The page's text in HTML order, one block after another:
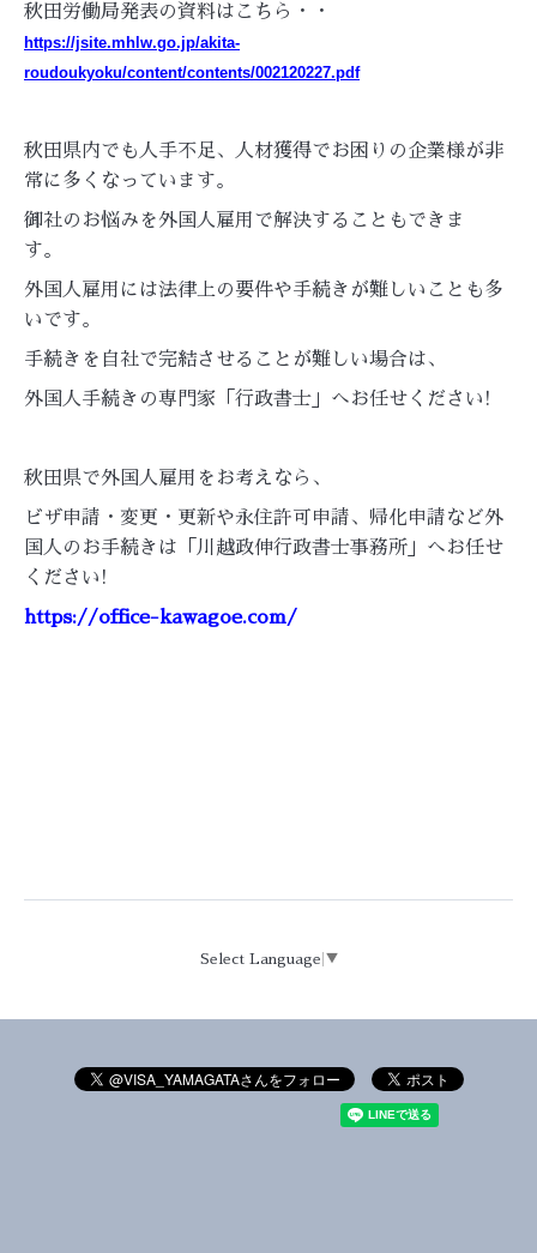
秋田労働局発表の資料はこちら・・
https://jsite.mhlw.go.jp/akita-
roudoukyoku/content/contents/002120227.pdf
秋田県内でも人手不足、人材獲得でお困りの企業様が非
常に多くなっています。
御社のお悩みを外国人雇用で解決することもできま
す。
外国人雇用には法律上の要件や手続きが難しいことも多
いです。
手続きを自社で完結させることが難しい場合は、
外国人手続きの専門家「行政書士」へお任せください!
秋田県で外国人雇用をお考えなら、
ビザ申請・変更・更新や永住許可申請、帰化申請など外
国人のお手続きは「川越政伸行政書士事務所」へお任せ
ください!
https://office-kawagoe.com/
Select Language ▼